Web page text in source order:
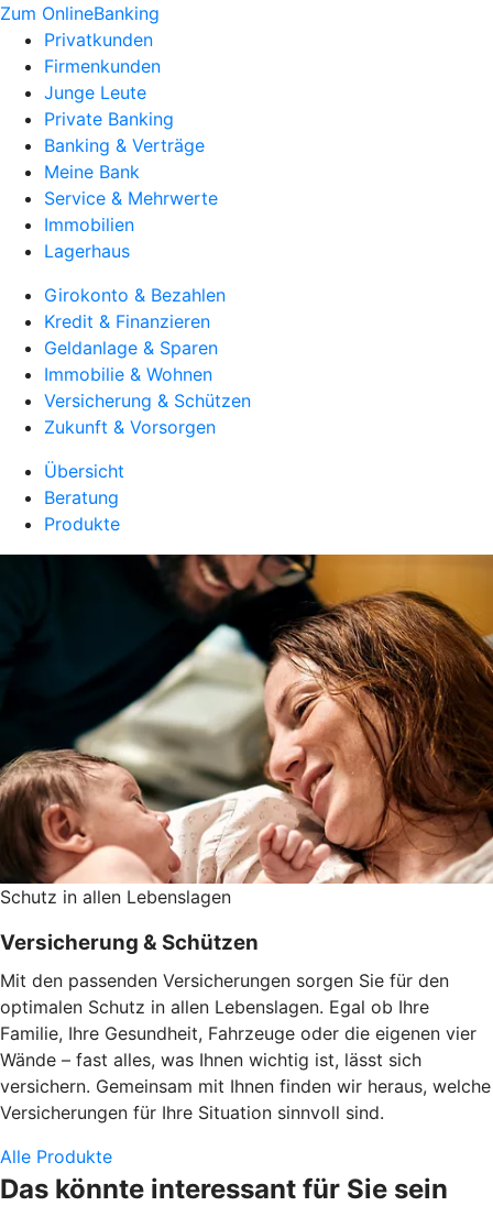
Zum OnlineBanking
Privatkunden
Firmenkunden
Junge Leute
Private Banking
Banking & Verträge
Meine Bank
Service & Mehrwerte
Immobilien
Lagerhaus
Girokonto & Bezahlen
Kredit & Finanzieren
Geldanlage & Sparen
Immobilie & Wohnen
Versicherung & Schützen
Zukunft & Vorsorgen
Übersicht
Beratung
Produkte
Schutz in allen Lebenslagen
Versicherung & Schützen
Mit den passenden Versicherungen sorgen Sie für den
optimalen Schutz in allen Lebenslagen. Egal ob Ihre
Familie, Ihre Gesundheit, Fahrzeuge oder die eigenen vier
Wände – fast alles, was Ihnen wichtig ist, lässt sich
versichern. Gemeinsam mit Ihnen finden wir heraus, welche
Versicherungen für Ihre Situation sinnvoll sind.
Alle Produkte
Das könnte interessant für Sie sein